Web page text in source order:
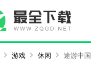
游戏 休闲 途游中